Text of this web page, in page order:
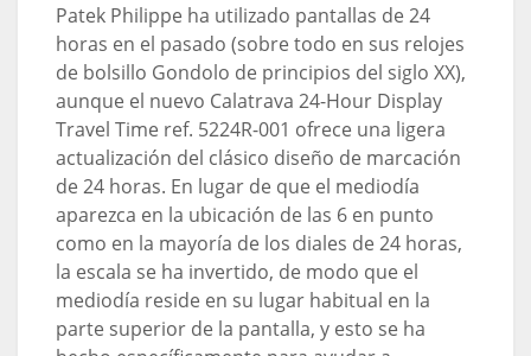
Patek Philippe ha utilizado pantallas de 24
horas en el pasado (sobre todo en sus relojes
de bolsillo Gondolo de principios del siglo XX),
aunque el nuevo Calatrava 24-Hour Display
Travel Time ref. 5224R-001 ofrece una ligera
actualización del clásico diseño de marcación
de 24 horas. En lugar de que el mediodía
aparezca en la ubicación de las 6 en punto
como en la mayoría de los diales de 24 horas,
la escala se ha invertido, de modo que el
mediodía reside en su lugar habitual en la
parte superior de la pantalla, y esto se ha